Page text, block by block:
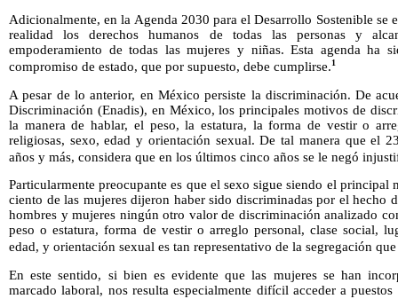
Adicionalmente, en la Agenda 2030 para el Desarrollo Sostenible se
realidad los derechos humanos de todas las personas y
empoderamiento de todas las mujeres y niñas. Esta agenda ha
compromiso de estado, que por supuesto, debe cumplirse.1
A pesar de lo anterior, en México persiste la discriminación. De
Discriminación (Enadis), en México, los principales motivos de
la manera de hablar, el peso, la estatura, la forma de vestir o
religiosas, sexo, edad y orientación sexual. De tal manera que el
años y más, considera que en los últimos cinco años se le negó
Particularmente preocupante es que el sexo sigue siendo el
ciento de las mujeres dijeron haber sido discriminadas por el hecho
hombres y mujeres ningún otro valor de discriminación analizado
peso o estatura, forma de vestir o arreglo personal, clase social,
edad, y orientación sexual es tan representativo de la segregación
En este sentido, si bien es evidente que las mujeres se han
marcado laboral, nos resulta especialmente difícil acceder a